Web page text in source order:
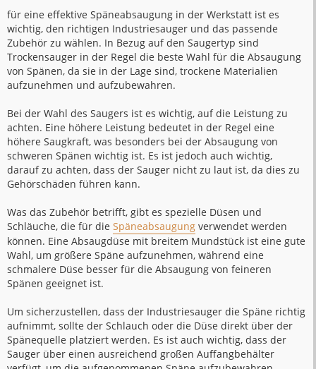
a
g
für eine effektive Späneabsaugung in der Werkstatt ist es
wichtig, den richtigen Industriesauger und das passende
Zubehör zu wählen. In Bezug auf den Saugertyp sind
Trockensauger in der Regel die beste Wahl für die Absaugung
von Spänen, da sie in der Lage sind, trockene Materialien
aufzunehmen und aufzubewahren.
Bei der Wahl des Saugers ist es wichtig, auf die Leistung zu
achten. Eine höhere Leistung bedeutet in der Regel eine
höhere Saugkraft, was besonders bei der Absaugung von
schweren Spänen wichtig ist. Es ist jedoch auch wichtig,
darauf zu achten, dass der Sauger nicht zu laut ist, da dies zu
Gehörschäden führen kann.
Was das Zubehör betrifft, gibt es spezielle Düsen und
Schläuche, die für die Späneabsaugung verwendet werden
können. Eine Absaugdüse mit breitem Mundstück ist eine gute
Wahl, um größere Späne aufzunehmen, während eine
schmalere Düse besser für die Absaugung von feineren
Spänen geeignet ist.
Um sicherzustellen, dass der Industriesauger die Späne richtig
aufnimmt, sollte der Schlauch oder die Düse direkt über der
Spänequelle platziert werden. Es ist auch wichtig, dass der
Sauger über einen ausreichend großen Auffangbehälter